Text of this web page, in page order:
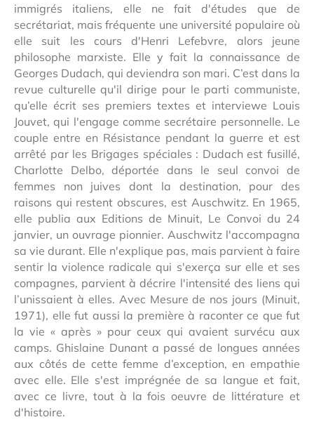
immigrés italiens, elle ne fait d'études que de
secrétariat, mais fréquente une université populaire où
elle suit les cours d'Henri Lefebvre, alors jeune
philosophe marxiste. Elle y fait la connaissance de
Georges Dudach, qui deviendra son mari. C’est dans la
revue culturelle qu'il dirige pour le parti communiste,
qu’elle écrit ses premiers textes et interviewe Louis
Jouvet, qui l'engage comme secrétaire personnelle. Le
couple entre en Résistance pendant la guerre et est
arrêté par les Brigages spéciales : Dudach est fusillé,
Charlotte Delbo, déportée dans le seul convoi de
femmes non juives dont la destination, pour des
raisons qui restent obscures, est Auschwitz. En 1965,
elle publia aux Editions de Minuit, Le Convoi du 24
janvier, un ouvrage pionnier. Auschwitz l'accompagna
sa vie durant. Elle n'explique pas, mais parvient à faire
sentir la violence radicale qui s'exerça sur elle et ses
compagnes, parvient à décrire l'intensité des liens qui
l’unissaient à elles. Avec Mesure de nos jours (Minuit,
1971), elle fut aussi la première à raconter ce que fut
la vie « après » pour ceux qui avaient survécu aux
camps. Ghislaine Dunant a passé de longues années
aux côtés de cette femme d’exception, en empathie
avec elle. Elle s'est imprégnée de sa langue et fait,
avec ce livre, tout à la fois oeuvre de littérature et
d'histoire.